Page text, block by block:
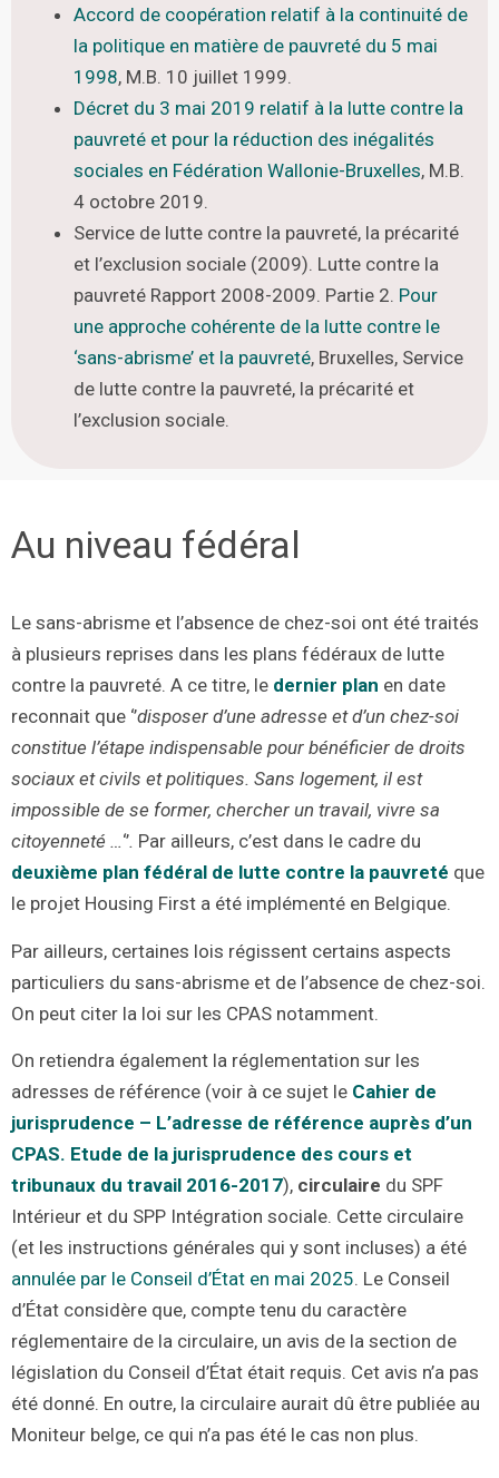
Accord de coopération relatif à la continuité de
la politique en matière de pauvreté du 5 mai
1998, M.B. 10 juillet 1999.
Décret du 3 mai 2019 relatif à la lutte contre la
pauvreté et pour la réduction des inégalités
sociales en Fédération Wallonie-Bruxelles, M.B.
4 octobre 2019.
Service de lutte contre la pauvreté, la précarité
et l’exclusion sociale (2009). Lutte contre la
pauvreté Rapport 2008-2009. Partie 2. Pour
une approche cohérente de la lutte contre le
‘sans-abrisme’ et la pauvreté, Bruxelles, Service
de lutte contre la pauvreté, la précarité et
l’exclusion sociale.
Au niveau fédéral
Le sans-abrisme et l’absence de chez-soi ont été traités
à plusieurs reprises dans les plans fédéraux de lutte
contre la pauvreté. A ce titre, le dernier plan en date
reconnait que ‘’disposer d’une adresse et d’un chez-soi
constitue l’étape indispensable pour bénéficier de droits
sociaux et civils et politiques. Sans logement, il est
impossible de se former, chercher un travail, vivre sa
citoyenneté …‘’. Par ailleurs, c’est dans le cadre du
deuxième plan fédéral de lutte contre la pauvreté que
le projet Housing First a été implémenté en Belgique.
Par ailleurs, certaines lois régissent certains aspects
particuliers du sans-abrisme et de l’absence de chez-soi.
On peut citer la loi sur les CPAS notamment.
On retiendra également la réglementation sur les
adresses de référence (voir à ce sujet le Cahier de
jurisprudence – L’adresse de référence auprès d’un
CPAS. Etude de la jurisprudence des cours et
tribunaux du travail 2016-2017), circulaire du SPF
Intérieur et du SPP Intégration sociale. Cette circulaire
(et les instructions générales qui y sont incluses) a été
annulée par le Conseil d’État en mai 2025. Le Conseil
d’État considère que, compte tenu du caractère
réglementaire de la circulaire, un avis de la section de
législation du Conseil d’État était requis. Cet avis n’a pas
été donné. En outre, la circulaire aurait dû être publiée au
Moniteur belge, ce qui n’a pas été le cas non plus.